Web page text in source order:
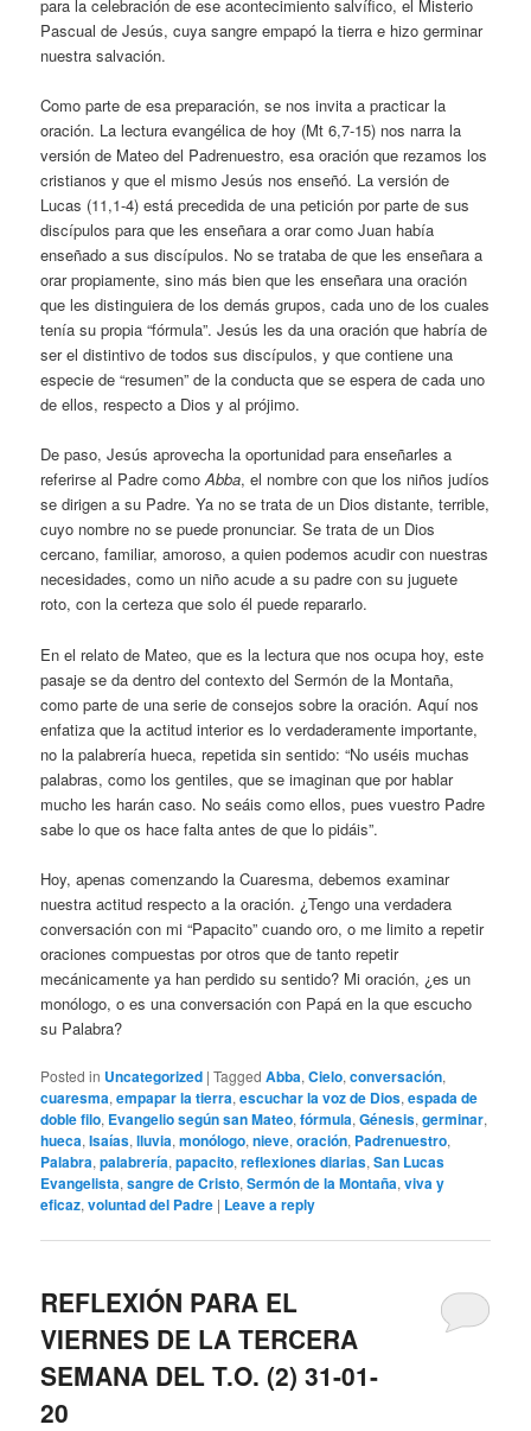
para la celebración de ese acontecimiento salvífico, el Misterio
Pascual de Jesús, cuya sangre empapó la tierra e hizo germinar
nuestra salvación.
Como parte de esa preparación, se nos invita a practicar la
oración. La lectura evangélica de hoy (Mt 6,7-15) nos narra la
versión de Mateo del Padrenuestro, esa oración que rezamos los
cristianos y que el mismo Jesús nos enseñó. La versión de
Lucas (11,1-4) está precedida de una petición por parte de sus
discípulos para que les enseñara a orar como Juan había
enseñado a sus discípulos. No se trataba de que les enseñara a
orar propiamente, sino más bien que les enseñara una oración
que les distinguiera de los demás grupos, cada uno de los cuales
tenía su propia “fórmula”. Jesús les da una oración que habría de
ser el distintivo de todos sus discípulos, y que contiene una
especie de “resumen” de la conducta que se espera de cada uno
de ellos, respecto a Dios y al prójimo.
De paso, Jesús aprovecha la oportunidad para enseñarles a
referirse al Padre comoAbba, el nombre con que los niños judíos
se dirigen a su Padre. Ya no se trata de un Dios distante, terrible,
cuyo nombre no se puede pronunciar. Se trata de un Dios
cercano, familiar, amoroso, a quien podemos acudir con nuestras
necesidades, como un niño acude a su padre con su juguete
roto, con la certeza que solo él puede repararlo.
En el relato de Mateo, que es la lectura que nos ocupa hoy, este
pasaje se da dentro del contexto del Sermón de la Montaña,
como parte de una serie de consejos sobre la oración. Aquí nos
enfatiza que la actitud interior es lo verdaderamente importante,
no la palabrería hueca, repetida sin sentido: “No uséis muchas
palabras, como los gentiles, que se imaginan que por hablar
mucho les harán caso. No seáis como ellos, pues vuestro Padre
sabe lo que os hace falta antes de que lo pidáis”.
Hoy, apenas comenzando la Cuaresma, debemos examinar
nuestra actitud respecto a la oración. ¿Tengo una verdadera
conversación con mi “Papacito” cuando oro, o me limito a repetir
oraciones compuestas por otros que de tanto repetir
mecánicamente ya han perdido su sentido? Mi oración, ¿es un
monólogo, o es una conversación con Papá en la que escucho
su Palabra?
Posted in Uncategorized |Tagged Abba,Cielo,conversación,
cuaresma,empapar la tierra,escuchar la voz de Dios,espada de
doble filo, Evangelio según san Mateo,fórmula,Génesis,germinar,
hueca,Isaías,lluvia,monólogo,nieve,oración, Padrenuestro,
Palabra,palabrería,papacito,reflexiones diarias,San Lucas
Evangelista,sangre de Cristo,Sermón de la Montaña,viva y
eficaz,voluntad del Padre | Leave a reply
REFLEXIÓN PARA EL
VIERNES DE LA TERCERA
SEMANA DEL T.O. (2) 31-01-
20